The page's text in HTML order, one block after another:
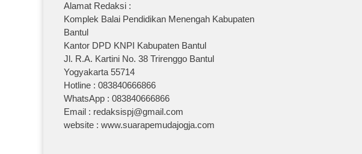
Alamat Redaksi :
Komplek Balai Pendidikan Menengah Kabupaten
Bantul
Kantor DPD KNPI Kabupaten Bantul
Jl. R.A. Kartini No. 38 Trirenggo Bantul
Yogyakarta 55714
Hotline : 083840666866
WhatsApp : 083840666866
Email : redaksispj@gmail.com
website : www.suarapemudajogja.com